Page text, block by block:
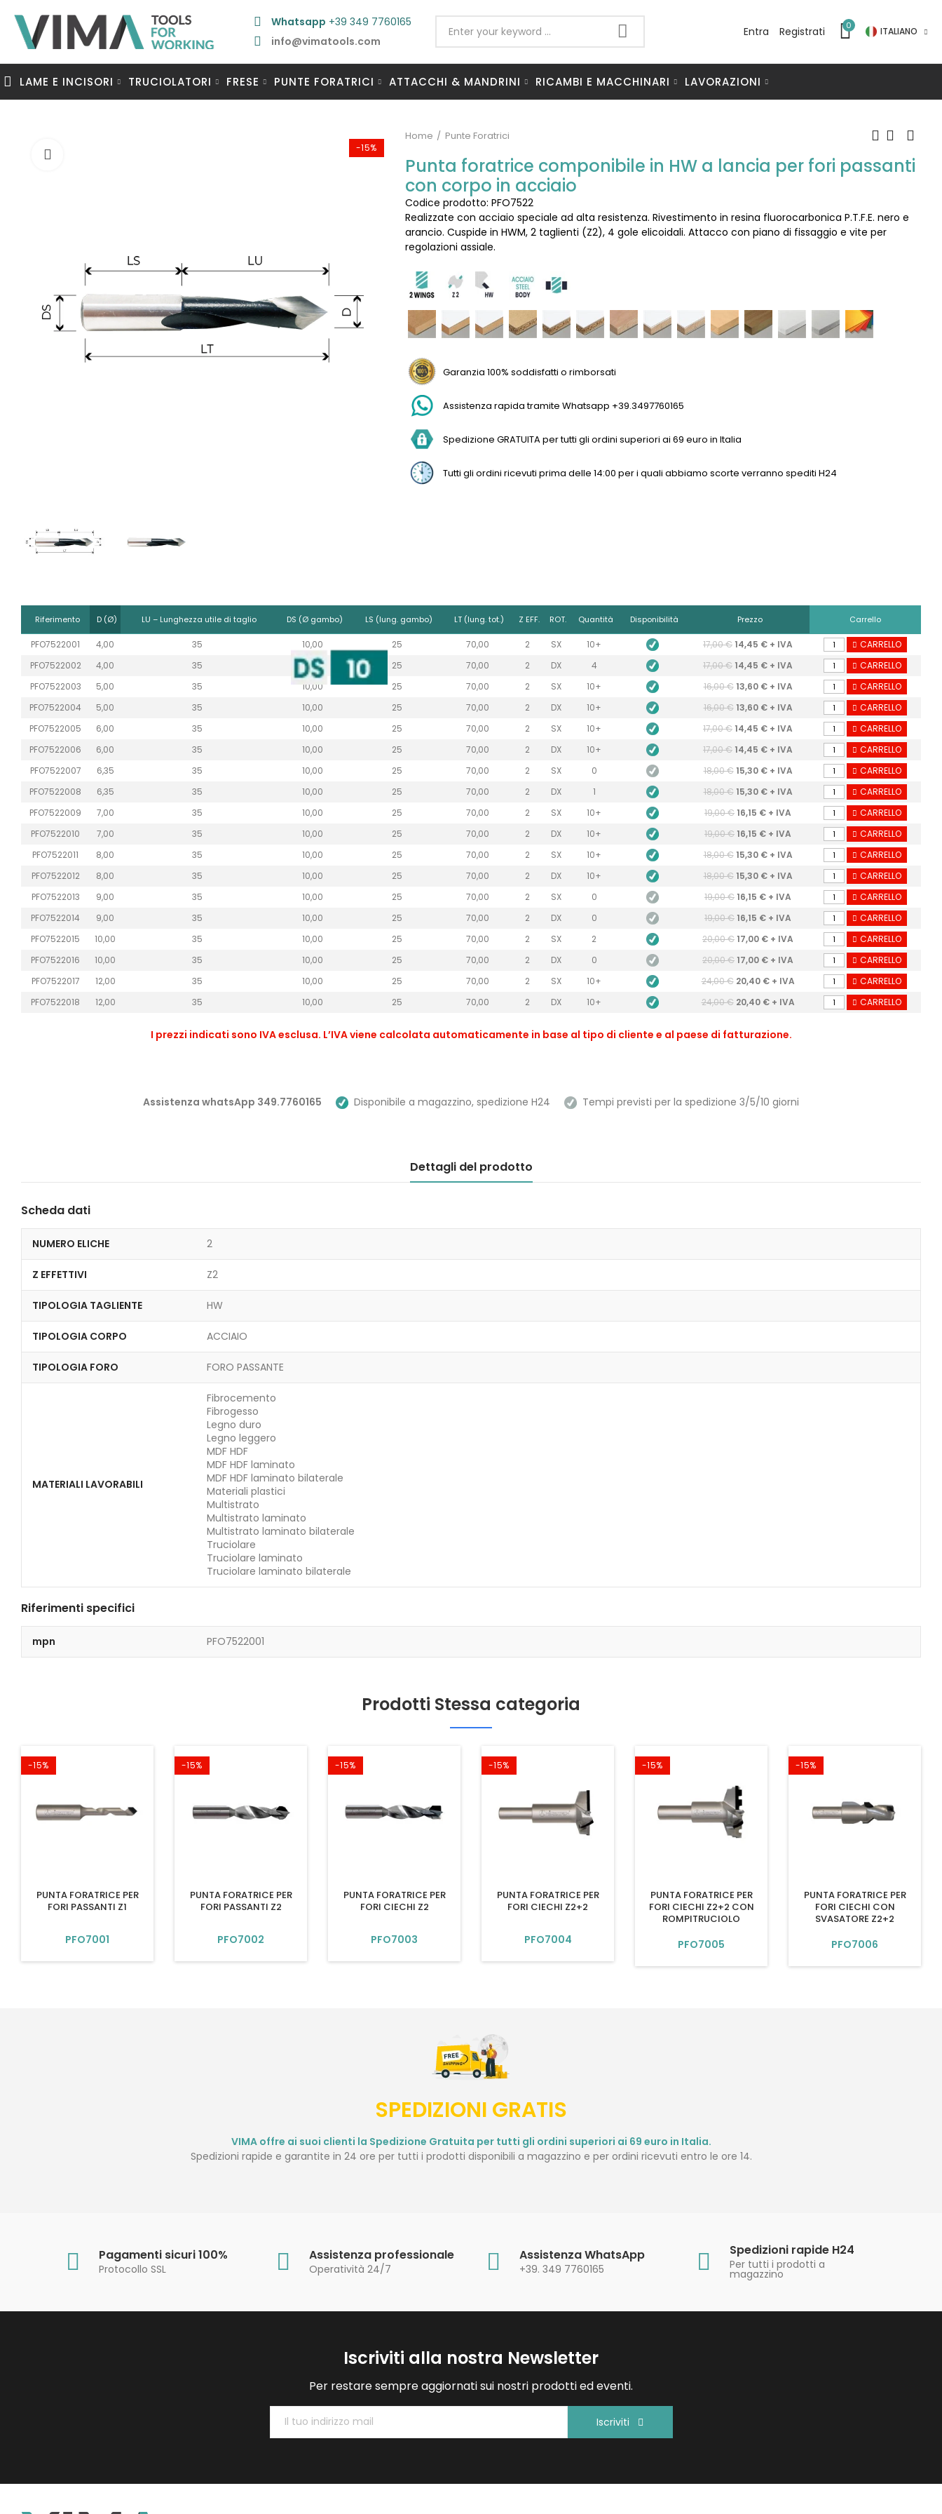
Whatsapp +39 349 7760165
info@vimatools.com
Entra Registrati 0
ITALIANO
LAME E INCISORI TRUCIOLATORI FRESE PUNTE FORATRICI ATTACCHI & MANDRINI RICAMBI E MACCHINARI LAVORAZIONI
-15%
Home Punte Foratrici
Punta foratrice componibile in HW a lancia per fori passanti
con corpo in acciaio
Codice prodotto: PFO7522
Realizzate con acciaio speciale ad alta resistenza. Rivestimento in resina fluorocarbonica P.T.F.E. nero e
arancio. Cuspide in HWM, 2 taglienti (Z2), 4 gole elicoidali. Attacco con piano di fissaggio e vite per
regolazioni assiale.
Garanzia 100% soddisfatti o rimborsati
Assistenza rapida tramite Whatsapp +39.3497760165
Spedizione GRATUITA per tutti gli ordini superiori ai 69 euro in Italia
Tutti gli ordini ricevuti prima delle 14:00 per i quali abbiamo scorte verranno spediti H24
Riferimento D (Ø) LU – Lunghezza utile di taglio DS (Ø gambo) LS (lung. gambo) LT (lung. tot.) Z EFF. ROT. Quantità Disponibilità Prezzo Carrello
PFO7522001 4,00 35 10,00 25 70,00 2 SX 10+ 17,00 € 14,45 € + IVA
CARRELLO
PFO7522002
4,00 35 10,00 25 70,00 2 DX 4 17,00 € 14,45 € + IVA
CARRELLO
PFO7522003
5,00 35 10,00 25 70,00 2 SX 10+ 16,00 € 13,60 € + IVA
CARRELLO
PFO7522004
5,00 35 10,00 25 70,00 2 DX 10+ 16,00 € 13,60 € + IVA
CARRELLO
PFO7522005
6,00 35 10,00 25 70,00 2 SX 10+ 17,00 € 14,45 € + IVA
CARRELLO
PFO7522006
6,00 35 10,00 25 70,00 2 DX 10+ 17,00 € 14,45 € + IVA
CARRELLO
PFO7522007
6,35 35 10,00 25 70,00 2 SX 0 18,00 € 15,30 € + IVA
CARRELLO
PFO7522008
6,35 35 10,00 25 70,00 2 DX 1 18,00 € 15,30 € + IVA
CARRELLO
PFO7522009
7,00 35 10,00 25 70,00 2 SX 10+ 19,00 € 16,15 € + IVA
CARRELLO
PFO7522010
7,00 35 10,00 25 70,00 2 DX 10+ 19,00 € 16,15 € + IVA
CARRELLO
PFO7522011
8,00 35 10,00 25 70,00 2 SX 10+ 18,00 € 15,30 € + IVA
CARRELLO
PFO7522012
8,00 35 10,00 25 70,00 2 DX 10+ 18,00 € 15,30 € + IVA
CARRELLO
PFO7522013
9,00 35 10,00 25 70,00 2 SX 0 19,00 € 16,15 € + IVA
CARRELLO
PFO7522014
9,00 35 10,00 25 70,00 2 DX 0 19,00 € 16,15 € + IVA
CARRELLO
PFO7522015
10,00 35 10,00 25 70,00 2 SX 2 20,00 € 17,00 € + IVA
CARRELLO
PFO7522016
10,00 35 10,00 25 70,00 2 DX 0 20,00 € 17,00 € + IVA
CARRELLO
PFO7522017
12,00 35 10,00 25 70,00 2 SX 10+ 24,00 € 20,40 € + IVA
CARRELLO
PFO7522018
12,00 35 10,00 25 70,00 2 DX 10+ 24,00 € 20,40 € + IVA CARRELLO
I prezzi indicati sono IVA esclusa. L’IVA viene calcolata automaticamente in base al tipo di cliente e al paese di fatturazione.
Assistenza whatsApp 349.7760165 Disponibile a magazzino, spedizione H24 Tempi previsti per la spedizione 3/5/10 giorni
Dettagli del prodotto
Scheda dati
NUMERO ELICHE 2
Z EFFETTIVI Z2
TIPOLOGIA TAGLIENTE HW
TIPOLOGIA CORPO ACCIAIO
TIPOLOGIA FORO FORO PASSANTE
MATERIALI LAVORABILI
Fibrocemento
Fibrogesso
Legno duro
Legno leggero
MDF HDF
MDF HDF laminato
MDF HDF laminato bilaterale
Materiali plastici
Multistrato
Multistrato laminato
Multistrato laminato bilaterale
Truciolare
Truciolare laminato
Truciolare laminato bilaterale
Riferimenti specifici
mpn PFO7522001
Prodotti Stessa categoria
-15%
PUNTA FORATRICE PER
FORI PASSANTI Z1
PFO7001
-15%
PUNTA FORATRICE PER
FORI PASSANTI Z2
PFO7002
-15%
PUNTA FORATRICE PER
FORI CIECHI Z2
PFO7003
-15%
PUNTA FORATRICE PER
FORI CIECHI Z2+2
PFO7004
-15%
PUNTA FORATRICE PER
FORI CIECHI Z2+2 CON
ROMPITRUCIOLO
PFO7005
-15%
PUNTA FORATRICE PER
FORI CIECHI CON
SVASATORE Z2+2
PFO7006
SPEDIZIONI GRATIS
VIMA offre ai suoi clienti la Spedizione Gratuita per tutti gli ordini superiori ai 69 euro in Italia.
Spedizioni rapide e garantite in 24 ore per tutti i prodotti disponibili a magazzino e per ordini ricevuti entro le ore 14.
Pagamenti sicuri 100%
Protocollo SSL
Assistenza professionale
Operatività 24/7
Assistenza WhatsApp
+39. 349 7760165
Spedizioni rapide H24
Per tutti i prodotti a
magazzino
Iscriviti alla nostra Newsletter
Per restare sempre aggiornati sui nostri prodotti ed eventi.
Iscriviti